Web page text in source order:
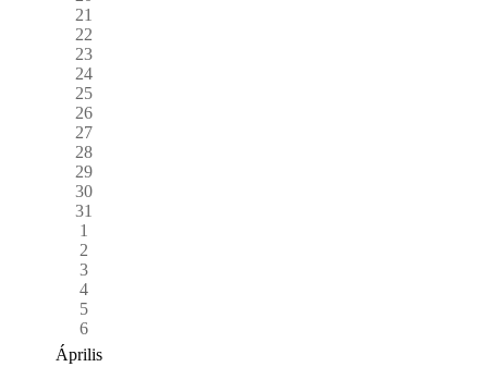
21
22
23
24
25
26
27
28
29
30
31
1
2
3
4
5
6
Április